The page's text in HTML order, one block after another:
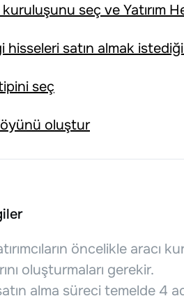
kuruluşunu seç ve Yatırım
hisseleri satın almak
seç
oluştur
öncelikle aracı
oluşturmaları gerekir.
alma süreci temelde 4